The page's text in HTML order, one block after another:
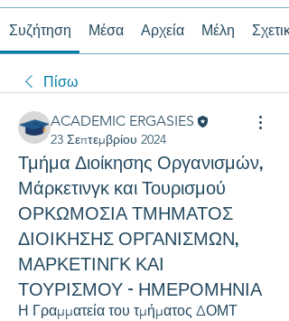
Συζήτηση Μέσα Αρχεία Μέλη
Πίσω
ACADEMIC ERGASIES
23 Σεπτεμβρίου 2024
Τμήμα Διοίκησης Οργανισμών,
Μάρκετινγκ και Τουρισμού
ΟΡΚΩΜΟΣΙΑ ΤΜΗΜΑΤΟΣ
ΔΙΟΙΚΗΣΗΣ ΟΡΓΑΝΙΣΜΩΝ,
ΜΑΡΚΕΤΙΝΓΚ ΚΑΙ
ΤΟΥΡΙΣΜΟΥ - ΗΜΕΡΟΜΗΝΙΑ
Η Γραμματεία του τμήματος ΔΟΜΤ